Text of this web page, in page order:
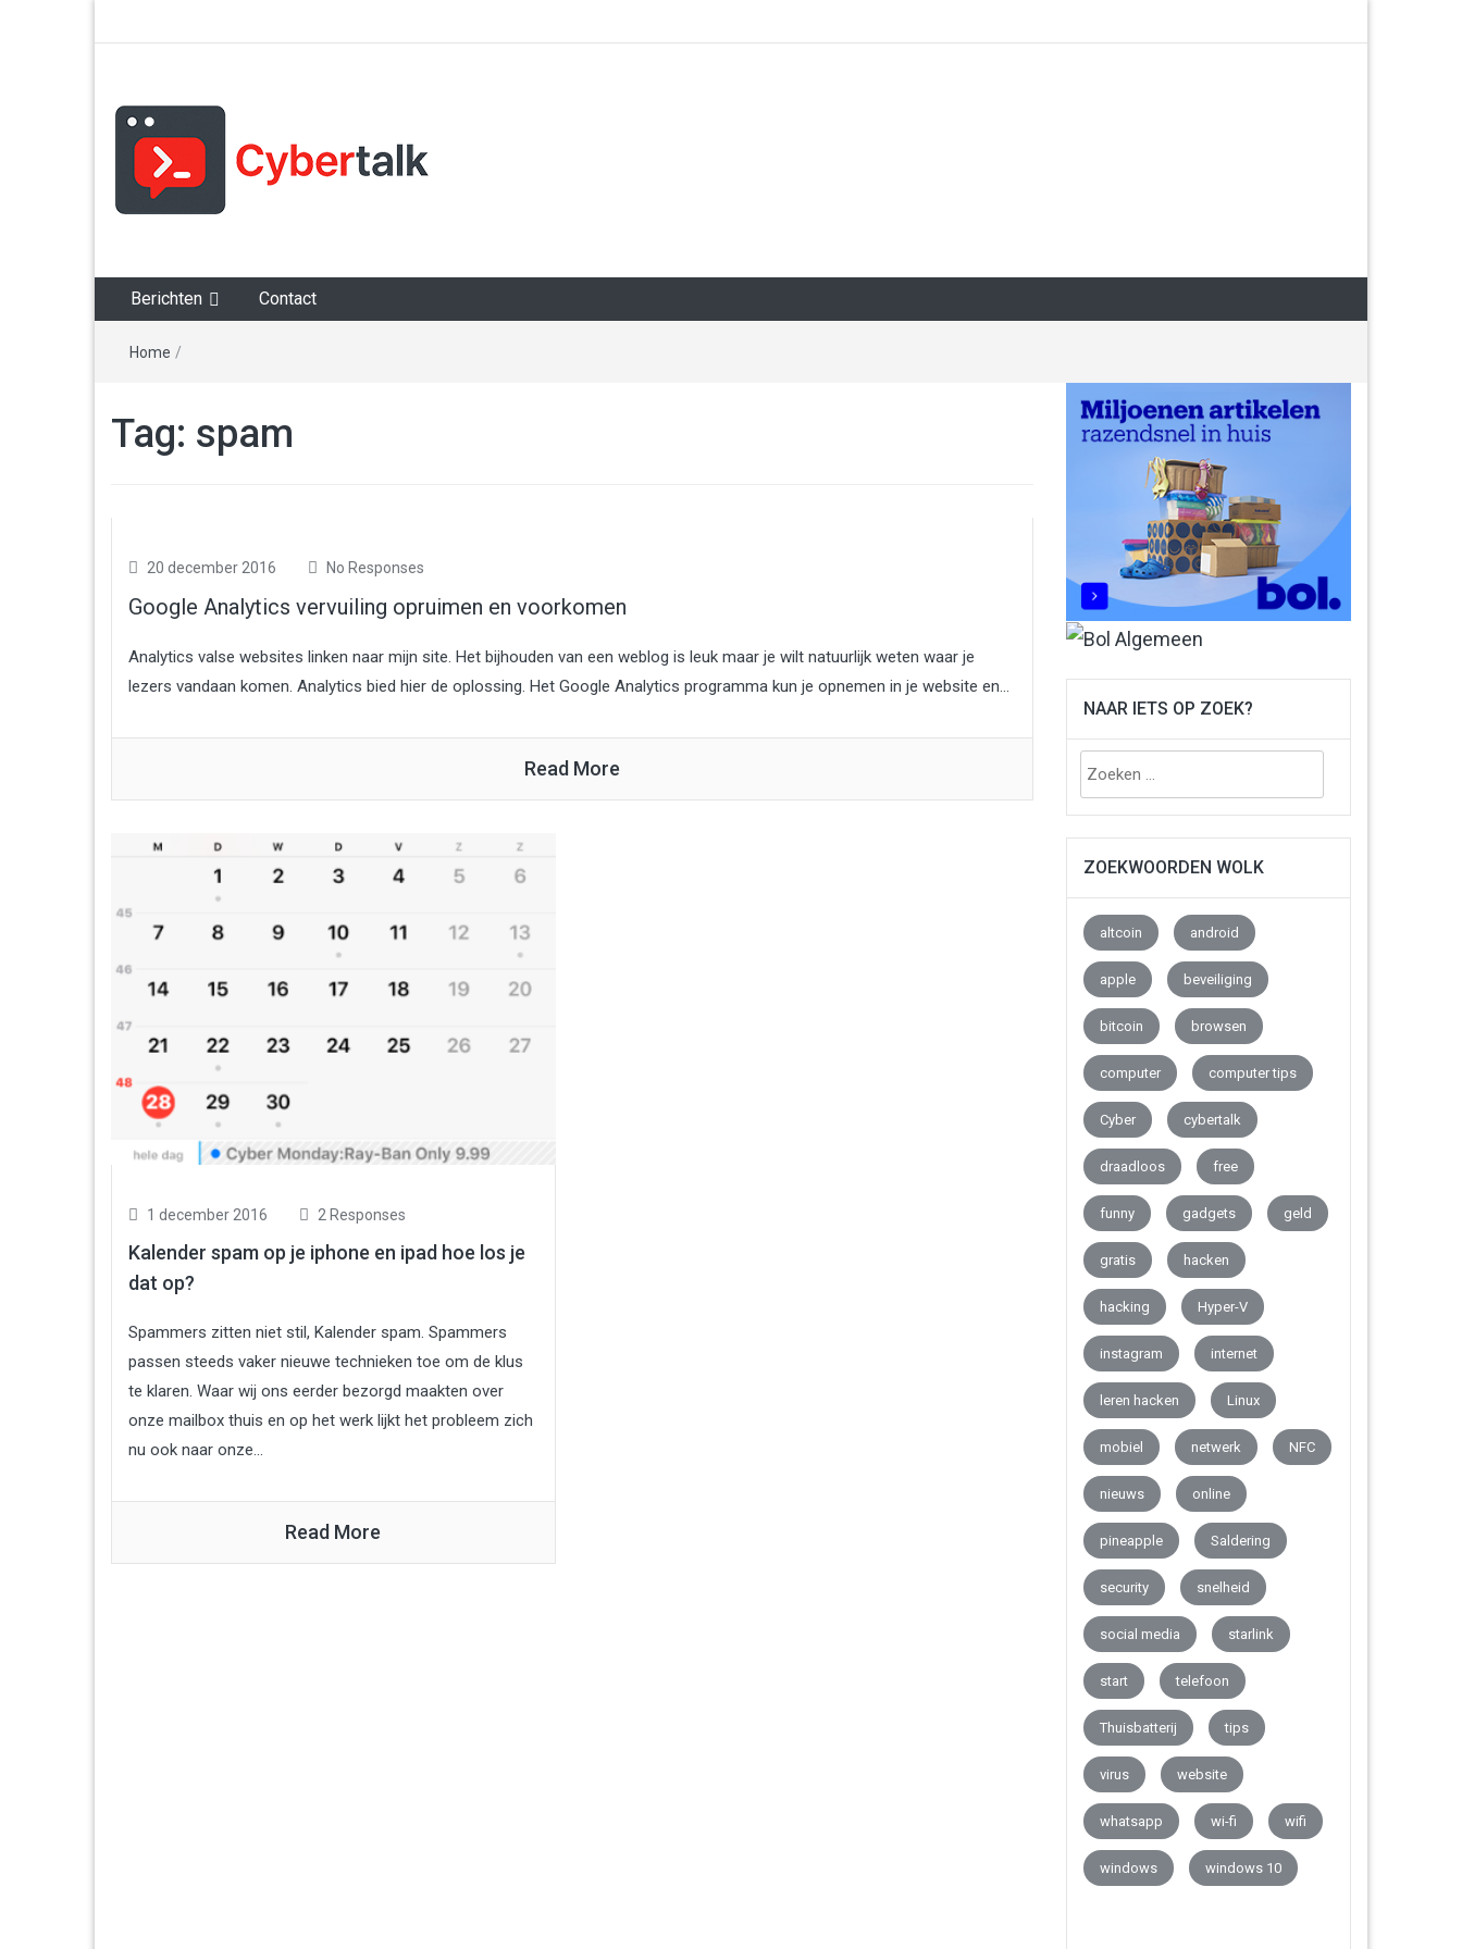
Berichten Contact
Home /
Tag: spam
20 december 2016 No Responses
Google Analytics vervuiling opruimen en voorkomen
Analytics valse websites linken naar mijn site. Het bijhouden van een weblog is leuk maar je wilt natuurlijk weten waar je
lezers vandaan komen. Analytics bied hier de oplossing. Het Google Analytics programma kun je opnemen in je website en...
Read More
1 december 2016 2 Responses
Kalender spam op je iphone en ipad hoe los je
dat op?
Spammers zitten niet stil, Kalender spam. Spammers
passen steeds vaker nieuwe technieken toe om de klus
te klaren. Waar wij ons eerder bezorgd maakten over
onze mailbox thuis en op het werk lijkt het probleem zich
nu ook naar onze...
Read More
NAAR IETS OP ZOEK?
Zoeken
naar:
ZOEKWOORDEN WOLK
altcoin android
apple beveiliging
bitcoin browsen
computer computer tips
Cyber cybertalk
draadloos free
funny gadgets geld
gratis hacken
hacking Hyper-V
instagram internet
leren hacken Linux
mobiel netwerk NFC
nieuws online
pineapple Saldering
security snelheid
social media starlink
start telefoon
Thuisbatterij tips
virus website
whatsapp wi-fi wifi
windows windows 10